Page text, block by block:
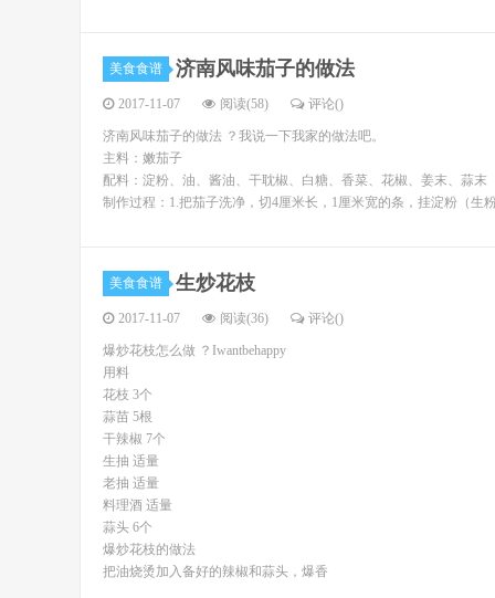
美食食谱 济南风味茄子的做法
2017-11-07 阅读(58) 评论()
济南风味茄子的做法 ？我说一下我家的做法吧。
主料：嫩茄子
配料：淀粉、油、酱油、干耽椒、白糖、香菜、花椒、姜末、蒜末
制作过程：1.把茄子洗净，切4厘米长，1厘米宽的条，挂淀粉（生
美食食谱 生炒花枝
2017-11-07 阅读(36) 评论()
爆炒花枝怎么做 ？Iwantbehappy
用料
花枝 3个
蒜苗 5根
干辣椒 7个
生抽 适量
老抽 适量
料理酒 适量
蒜头 6个
爆炒花枝的做法
把油烧烫加入备好的辣椒和蒜头，爆香